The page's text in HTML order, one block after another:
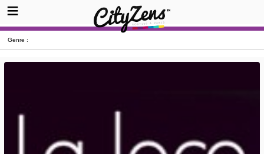
Genre :